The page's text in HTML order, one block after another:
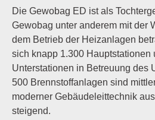
Die Gewobag ED ist als
Gewobag unter anderem mit der
dem Betrieb der Heizanlagen
sich knapp 1.300 Hauptstationen
Unterstationen in Betreuung des
500 Brennstoffanlagen sind
moderner Gebäudeleittechnik
steigend.